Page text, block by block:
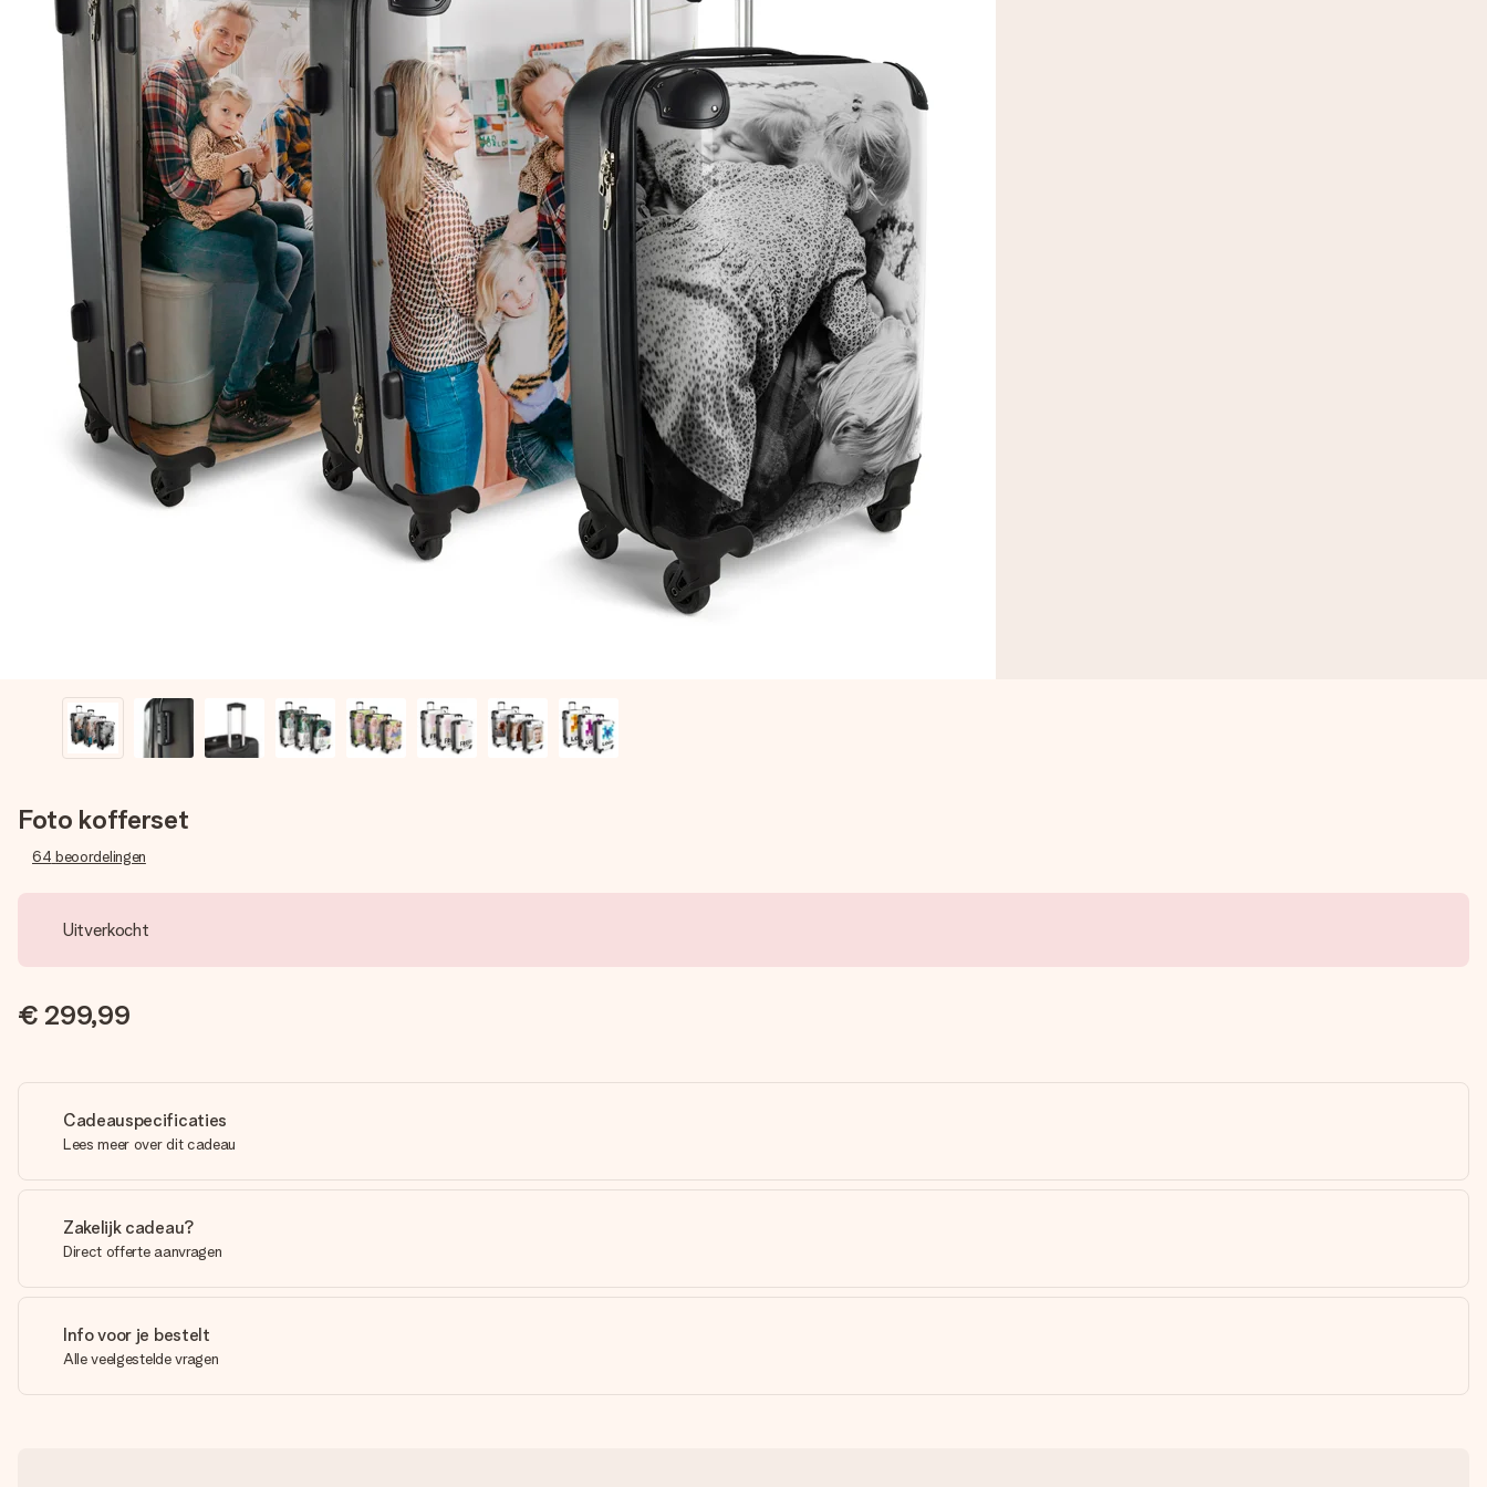
Foto kofferset
64 beoordelingen
Uitverkocht
€ 299,99
Cadeauspecificaties
Lees meer over dit cadeau
Zakelijk cadeau?
Direct offerte aanvragen
Info voor je bestelt
Alle veelgestelde vragen